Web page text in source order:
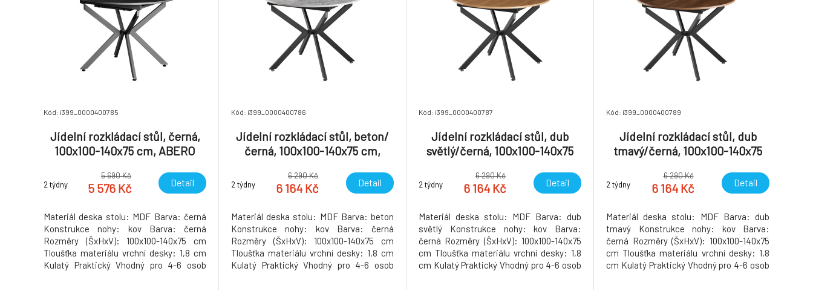
Kód: i399_0000400785
Jídelní rozkládací stůl, černá,
100x100-140x75 cm, ABERO
2 týdny
5 690 Kč
5 576 Kč Detail
Materiál deska stolu: MDF Barva: černá
Konstrukce nohy: kov Barva: černá
Rozměry (ŠxHxV): 100x100-140x75 cm
Tloušťka materiálu vrchní desky: 1,8 cm
Kulatý Praktický Vhodný pro 4-6 osob
Kód: i399_0000400786
Jídelní rozkládací stůl, beton/
černá, 100x100-140x75 cm,
2 týdny
6 290 Kč
6 164 Kč Detail
Materiál deska stolu: MDF Barva: beton
Konstrukce nohy: kov Barva: černá
Rozměry (ŠxHxV): 100x100-140x75 cm
Tloušťka materiálu vrchní desky: 1,8 cm
Kulatý Praktický Vhodný pro 4-6 osob
Kód: i399_0000400787
Jídelní rozkládací stůl, dub
světlý/černá, 100x100-140x75
2 týdny
6 290 Kč
6 164 Kč Detail
Materiál deska stolu: MDF Barva: dub
světlý Konstrukce nohy: kov Barva:
černá Rozměry (ŠxHxV): 100x100-140x75
cm Tloušťka materiálu vrchní desky: 1,8
cm Kulatý Praktický Vhodný pro 4-6 osob
Kód: i399_0000400789
Jídelní rozkládací stůl, dub
tmavý/černá, 100x100-140x75
2 týdny
6 290 Kč
6 164 Kč Detail
Materiál deska stolu: MDF Barva: dub
tmavý Konstrukce nohy: kov Barva:
černá Rozměry (ŠxHxV): 100x100-140x75
cm Tloušťka materiálu vrchní desky: 1,8
cm Kulatý Praktický Vhodný pro 4-6 osob